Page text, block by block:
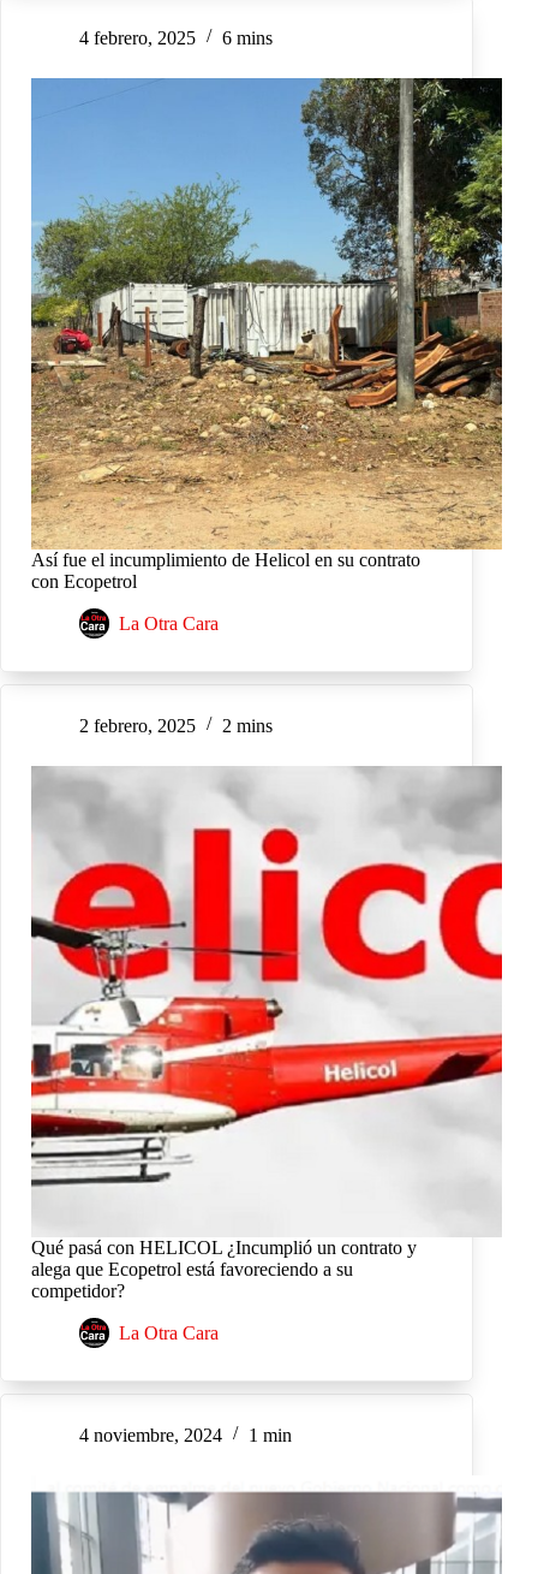
4 febrero, 2025 6 mins
Así fue el incumplimiento de Helicol en su contrato
con Ecopetrol
La Otra Cara
2 febrero, 2025 2 mins
Qué pasá con HELICOL ¿Incumplió un contrato y
alega que Ecopetrol está favoreciendo a su
competidor?
La Otra Cara
4 noviembre, 2024 1 min